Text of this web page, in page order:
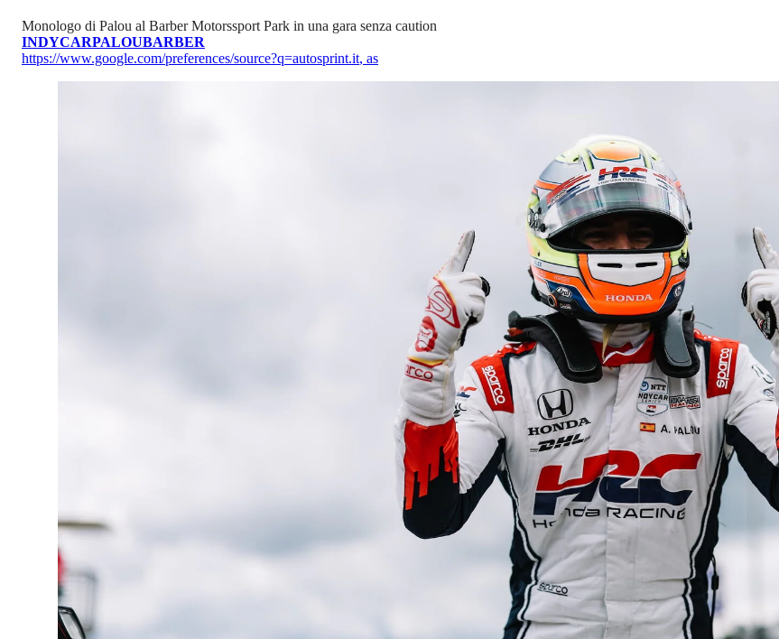
Monologo di Palou al Barber Motorssport Park in una gara senza caution
INDYCARPALOUBARBER
https://www.google.com/preferences/source?q=autosprint.it, as